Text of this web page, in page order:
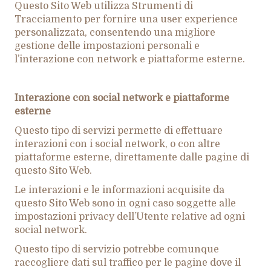
Questo Sito Web utilizza Strumenti di
Tracciamento per fornire una user experience
personalizzata, consentendo una migliore
gestione delle impostazioni personali e
l’interazione con network e piattaforme esterne.
Interazione con social network e piattaforme
esterne
Questo tipo di servizi permette di effettuare
interazioni con i social network, o con altre
piattaforme esterne, direttamente dalle pagine di
questo Sito Web.
Le interazioni e le informazioni acquisite da
questo Sito Web sono in ogni caso soggette alle
impostazioni privacy dell’Utente relative ad ogni
social network.
Questo tipo di servizio potrebbe comunque
raccogliere dati sul traffico per le pagine dove il